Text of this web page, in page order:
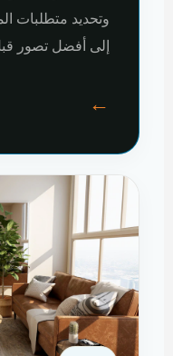
وتحديد متطلبات
إلى أفضل تصور قبل
←